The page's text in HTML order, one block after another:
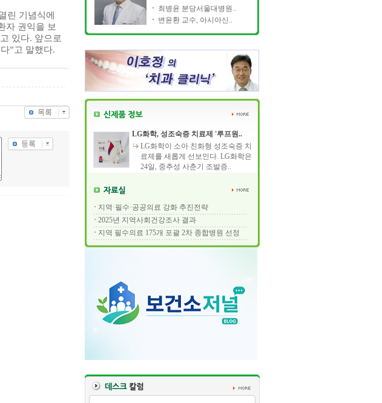
린 기념식에
자 권익을 보
있다. 앞으로
”고 말했다.
최병윤 분당서울대병원..
변윤환 교수, 아시아신..
LG화학, 성조숙증 치료제 '루프원..
LG화학이 소아 친화형 성조숙증 치
료제를 새롭게 선보인다. LG화학은
24일, 중추성 사춘기 조발증..
지역·필수·공공의료 강화 추진전략
2025년 지역사회건강조사 결과
지역 필수의료 175개 포괄 2차 종합병원 선정